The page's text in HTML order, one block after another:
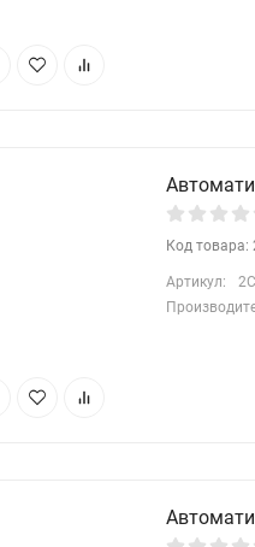
Код товара:
Артикул: